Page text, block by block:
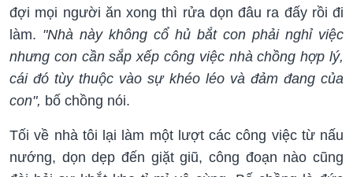
đợi mọi người ăn xong thì rửa dọn đâu ra đấy rồi đi
làm. "Nhà này không cổ hủ bắt con phải nghỉ việc
nhưng con cần sắp xếp công việc nhà chồng hợp lý,
cái đó tùy thuộc vào sự khéo léo và đảm đang của
con", bố chồng nói.
Tối về nhà tôi lại làm một lượt các công việc từ nấu
nướng, dọn dẹp đến giặt giũ, công đoạn nào cũng